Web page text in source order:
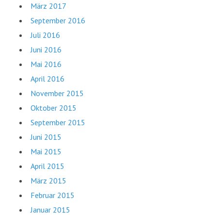
März 2017
September 2016
Juli 2016
Juni 2016
Mai 2016
April 2016
November 2015
Oktober 2015
September 2015
Juni 2015
Mai 2015
April 2015
März 2015
Februar 2015
Januar 2015